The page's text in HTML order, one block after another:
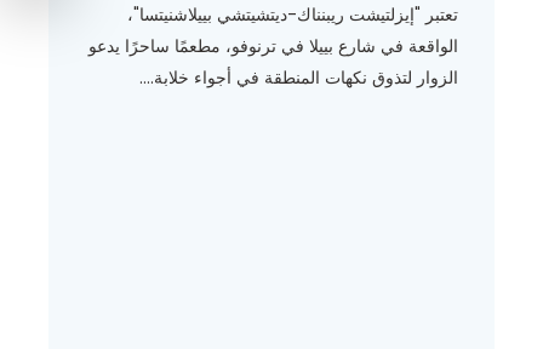
تعتبر "إيزلتيشت ريبنناك-ديتشيتشي بييلاشنيتسا"،
الواقعة في شارع بييلا في ترنوفو، مطعمًا ساحرًا يدعو
الزوار لتذوق نكهات المنطقة في أجواء خلابة....